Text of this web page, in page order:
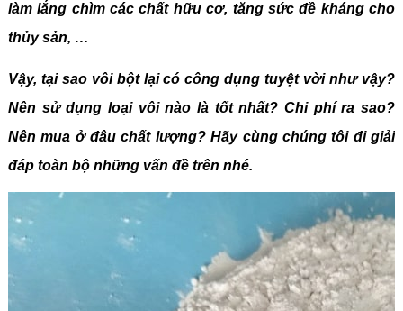
làm lắng chìm các chất hữu cơ, tăng sức đề kháng cho
thủy sản, …
Vậy, tại sao vôi bột lại có công dụng tuyệt vời như vậy?
Nên sử dụng loại vôi nào là tốt nhất? Chi phí ra sao?
Nên mua ở đâu chất lượng? Hãy cùng chúng tôi đi giải
đáp toàn bộ những vấn đề trên nhé.